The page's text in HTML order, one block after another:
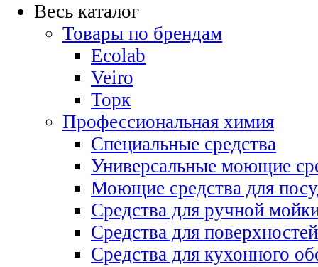
Весь каталог
Товары по брендам
Ecolab
Veiro
Торк
Профессиональная химия
Специальные средства
Универсальные моющие
Моющие средства для
Средства для ручной
Средства для поверхностей
Средства для кухонного